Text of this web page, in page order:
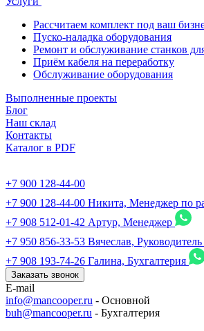
Рассчитаем комплект под ваш
Пуско-наладка оборудования
Ремонт и обслуживание станков
Приём кабеля на переработку
Обслуживание оборудования
Выполненные проекты
Блог
Наш склад
Контакты
Каталог в PDF
+7 900 128-44-00
+7 900 128-44-00 Никита, Менеджер по
+7 908 512-01-42 Артур, Менеджер
+7 950 856-33-53 Вячеслав,
+7 908 193-74-26 Галина, Бухгалтерия
Заказать звонок
E-mail
info@mancooper.ru - Основной
buh@mancooper.ru - Бухгалтерия